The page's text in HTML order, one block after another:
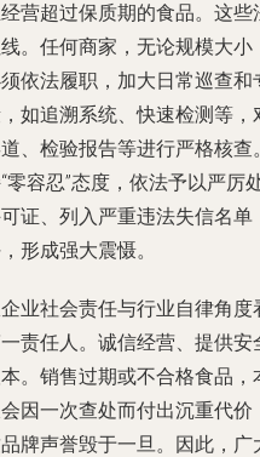
营超过保质期的食品。这
。任何商家，无论规模大
依法履职，加大日常巡查
如追溯系统、快速检测等
、检验报告等进行严格核
零容忍”态度，依法予以严
证、列入严重违法失信名
形成强大震慑。
业社会责任与行业自律角
责任人。诚信经营、提供
。销售过期或不合格食品
因一次查处而付出沉重代
牌声誉毁于一旦。因此，